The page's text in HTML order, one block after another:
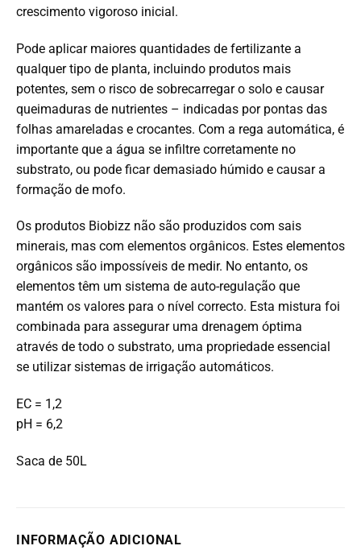
crescimento vigoroso inicial.
Pode aplicar maiores quantidades de fertilizante a
qualquer tipo de planta, incluindo produtos mais
potentes, sem o risco de sobrecarregar o solo e causar
queimaduras de nutrientes – indicadas por pontas das
folhas amareladas e crocantes. Com a rega automática, é
importante que a água se infiltre corretamente no
substrato, ou pode ficar demasiado húmido e causar a
formação de mofo.
Os produtos Biobizz não são produzidos com sais
minerais, mas com elementos orgânicos. Estes elementos
orgânicos são impossíveis de medir. No entanto, os
elementos têm um sistema de auto-regulação que
mantém os valores para o nível correcto. Esta mistura foi
combinada para assegurar uma drenagem óptima
através de todo o substrato, uma propriedade essencial
se utilizar sistemas de irrigação automáticos.
EC = 1,2
pH = 6,2
Saca de 50L
INFORMAÇÃO ADICIONAL